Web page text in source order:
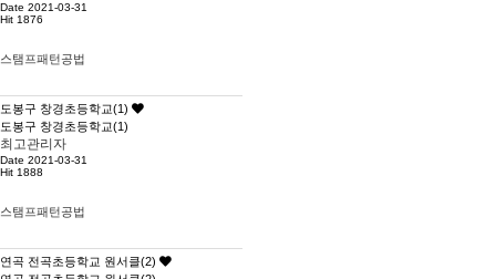
Date 2021-03-31
Hit 1876
스탬프패턴공법
도봉구 창경초등학교(1)
도봉구 창경초등학교(1)
최고관리자
Date 2021-03-31
Hit 1888
스탬프패턴공법
연곡 전곡초등학교 원서클(2)